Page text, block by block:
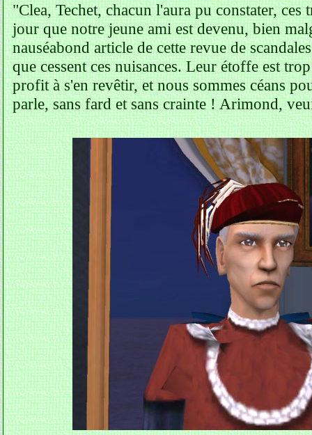
"Clea, Techet, chacun l'aura pu constater,
jour que notre jeune ami est devenu, bien
nauséabond article de cette revue de
que cessent ces nuisances. Leur étoffe est
profit à s'en revêtir, et nous sommes céans
parle, sans fard et sans crainte ! Arimond,